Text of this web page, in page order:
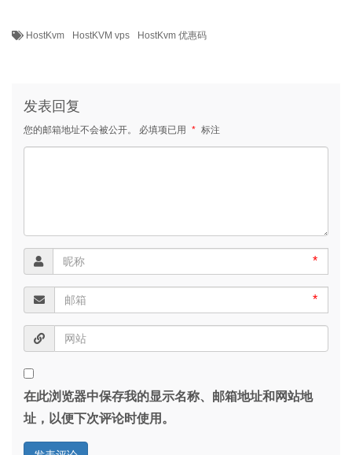
HostKvm HostKVM vps HostKvm 优惠码
发表回复
您的邮箱地址不会被公开。 必填项已用 * 标注
*
*
在此浏览器中保存我的显示名称、邮箱地址和网站地
址，以便下次评论时使用。